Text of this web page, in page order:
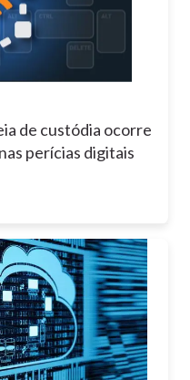
de custódia ocorre
perícias digitais